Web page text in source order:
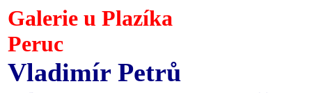
Galerie u Plazíka
Peruc
Vladimír Petrů